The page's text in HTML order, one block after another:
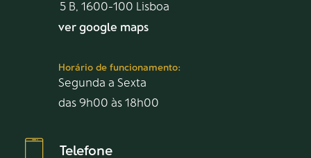
5 B, 1600-100 Lisboa
ver google maps
Horário de funcionamento:
Segunda a Sexta
das 9h00 às 18h00
Telefone